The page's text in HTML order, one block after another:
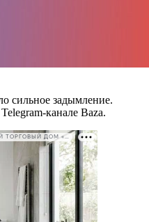
сильное задымление.
канале Baza.
РЕКЛАМА • ООО СТРОИТЕЛЬНЫЙ ТОРГОВЫЙ ДОМ «ПЕТРОВИЧ». ИНН: 7802348846